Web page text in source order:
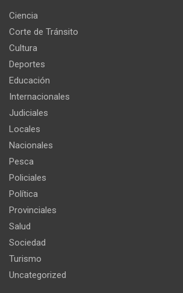
Ciencia
Corte de Tránsito
Cultura
Deportes
Educación
Internacionales
Judiciales
Locales
Nacionales
Pesca
Policiales
Política
Provinciales
Salud
Sociedad
Turismo
Uncategorized